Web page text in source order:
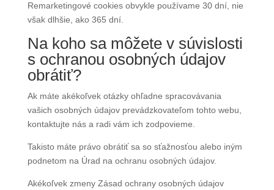
Remarketingové cookies obvykle používame 30 dní, nie
však dlhšie, ako 365 dní.
Na koho sa môžete v súvislosti
s ochranou osobných údajov
obrátiť?
Ak máte akékoľvek otázky ohľadne spracovávania
vašich osobných údajov prevádzkovateľom tohto webu,
kontaktujte nás a radi vám ich zodpovieme.
Takisto máte právo obrátiť sa so sťažnosťou alebo iným
podnetom na Úrad na ochranu osobných údajov.
Akékoľvek zmeny Zásad ochrany osobných údajov